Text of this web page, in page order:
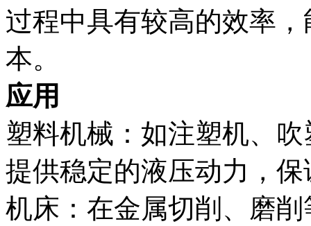
过程中具有较高的效率
本。
应用
塑料机械：如注塑机、
提供稳定的液压动力，
机床：在金属切削、磨